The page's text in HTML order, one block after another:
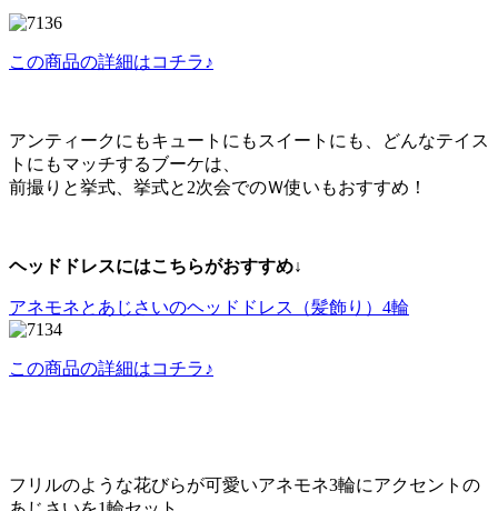
この商品の詳細はコチラ♪
アンティークにもキュートにもスイートにも、どんなテイス
トにもマッチするブーケは、
前撮りと挙式、挙式と2次会でのＷ使いもおすすめ！
ヘッドドレスにはこちらがおすすめ↓
アネモネとあじさいのヘッドドレス（髪飾り）4輪
この商品の詳細はコチラ♪
フリルのような花びらが可愛いアネモネ3輪にアクセントの